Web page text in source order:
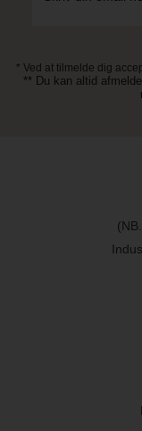
* Ved at tilmelde dig
** Du kan altid